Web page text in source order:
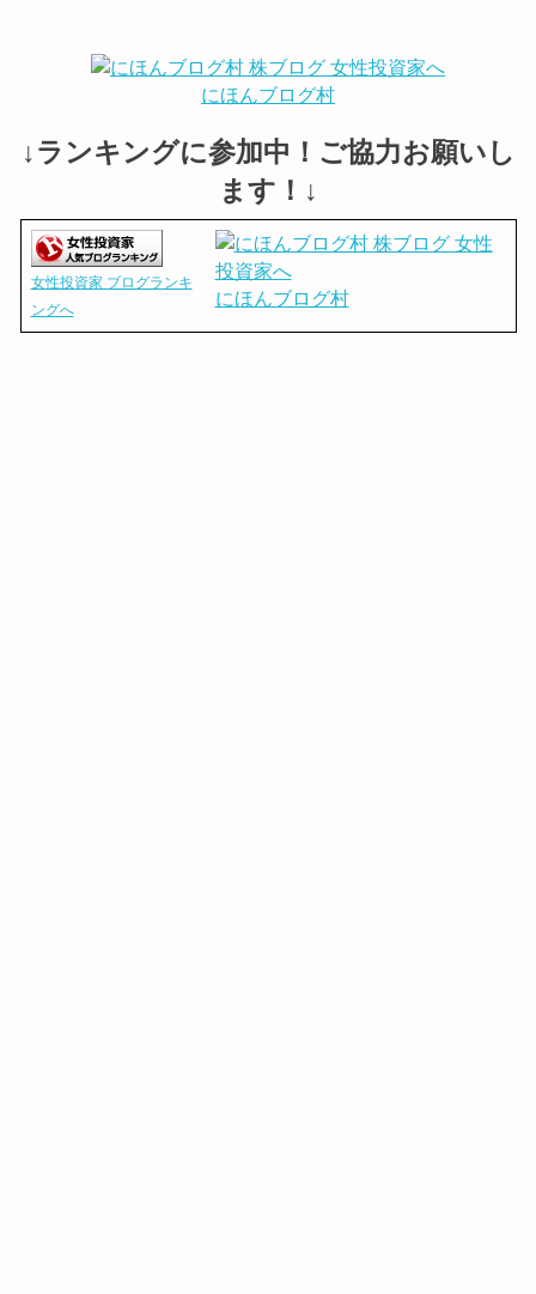
にほんブログ村
↓ランキングに参加中！ご協力お願いし
ます！↓
女性投資家 ブログランキ
ングへ
にほんブログ村